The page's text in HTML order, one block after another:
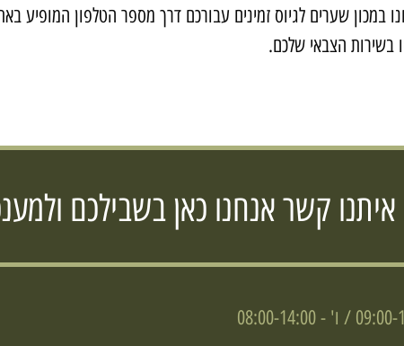
במכון שערים לגיוס זמינים עבורכם דרך מספר הטלפון המופיע
בשירות הצבאי שלכם.
איתנו קשר אנחנו כאן בשבילכם